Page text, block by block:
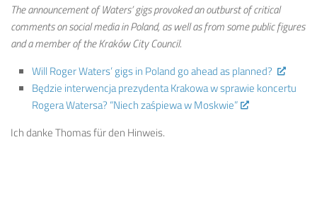
The announcement of Waters’ gigs provoked an outburst of critical
comments on social media in Poland, as well as from some public figures
and a member of the Kraków City Council.
Will Roger Waters’ gigs in Poland go ahead as planned?
Będzie interwencja prezydenta Krakowa w sprawie koncertu
Rogera Watersa? “Niech zaśpiewa w Moskwie”
Ich danke Thomas für den Hinweis.